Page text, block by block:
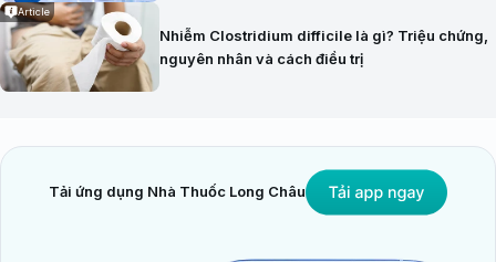
Article
Nhiễm Clostridium difficile là gì? Triệu chứng,
nguyên nhân và cách điều trị
Tải ứng dụng Nhà Thuốc Long Châu